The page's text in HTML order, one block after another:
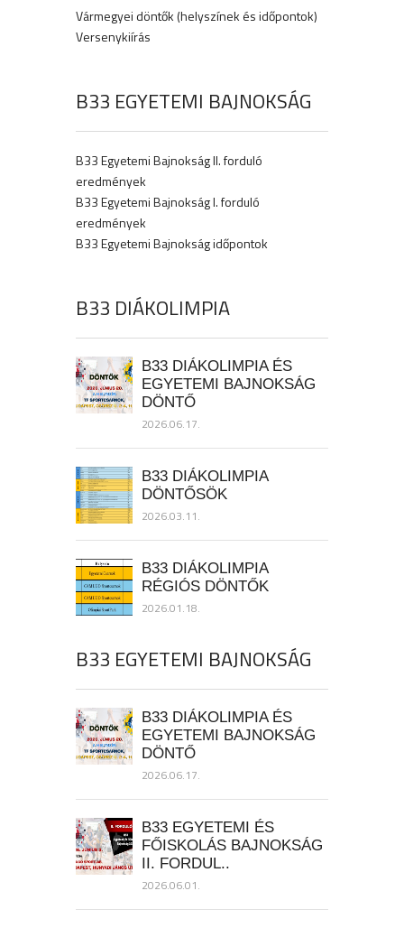
Vármegyei döntők (helyszínek és időpontok)
Versenykiírás
B33 EGYETEMI BAJNOKSÁG
B33 Egyetemi Bajnokság II. forduló
eredmények
B33 Egyetemi Bajnokság I. forduló
eredmények
B33 Egyetemi Bajnokság időpontok
B33 DIÁKOLIMPIA
B33 DIÁKOLIMPIA ÉS
EGYETEMI BAJNOKSÁG
DÖNTŐ
2026.06.17.
B33 DIÁKOLIMPIA
DÖNTŐSÖK
2026.03.11.
B33 DIÁKOLIMPIA
RÉGIÓS DÖNTŐK
2026.01.18.
B33 EGYETEMI BAJNOKSÁG
B33 DIÁKOLIMPIA ÉS
EGYETEMI BAJNOKSÁG
DÖNTŐ
2026.06.17.
B33 EGYETEMI ÉS
FŐISKOLÁS BAJNOKSÁG
II. FORDUL..
2026.06.01.